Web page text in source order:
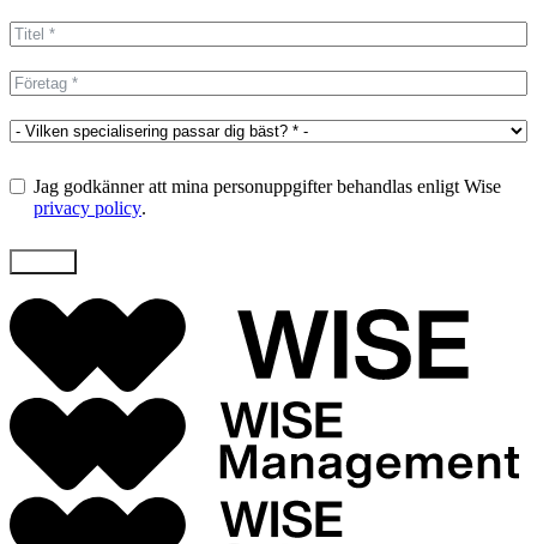
+1
Jag godkänner att mina personuppgifter behandlas enligt Wise
privacy policy.